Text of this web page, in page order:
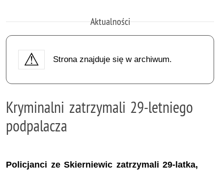
Aktualności
Strona znajduje się w archiwum.
Kryminalni zatrzymali 29-letniego
podpalacza
Policjanci ze Skierniewic zatrzymali 29-latka,